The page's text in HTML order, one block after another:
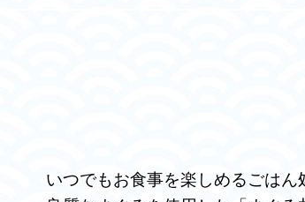
いつでもお食事を楽しめるごはん